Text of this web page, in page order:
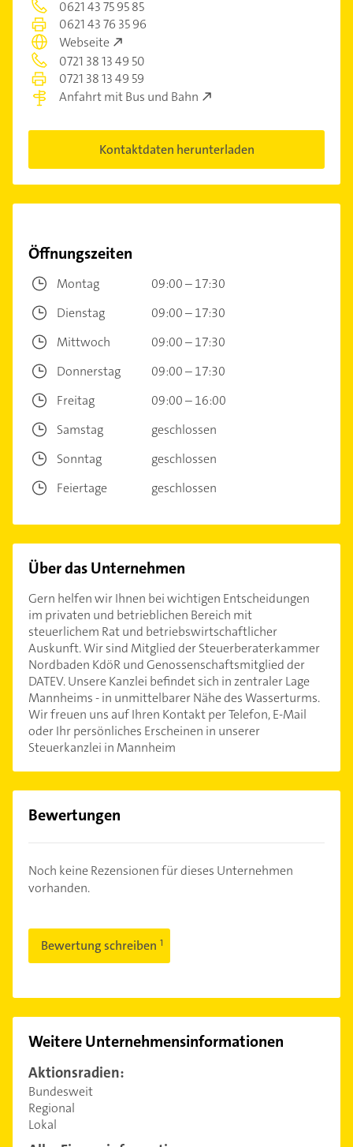
0621 43 75 95 85
0621 43 76 35 96
Webseite
0721 38 13 49 50
0721 38 13 49 59
Anfahrt mit Bus und Bahn
Kontaktdaten herunterladen
Öffnungszeiten
Montag
09:00 – 17:30
Dienstag
09:00 – 17:30
Mittwoch
09:00 – 17:30
Donnerstag
09:00 – 17:30
Freitag
09:00 – 16:00
Samstag
geschlossen
Sonntag
geschlossen
Feiertage
geschlossen
Über das Unternehmen
Gern helfen wir Ihnen bei wichtigen Entscheidungen
im privaten und betrieblichen Bereich mit
steuerlichem Rat und betriebswirtschaftlicher
Auskunft. Wir sind Mitglied der Steuerberaterkammer
Nordbaden KdöR und Genossenschaftsmitglied der
DATEV. Unsere Kanzlei befindet sich in zentraler Lage
Mannheims - in unmittelbarer Nähe des Wasserturms.
Wir freuen uns auf Ihren Kontakt per Telefon, E-Mail
oder Ihr persönliches Erscheinen in unserer
Steuerkanzlei in Mannheim
Bewertungen
Noch keine Rezensionen für dieses Unternehmen
vorhanden.
Bewertung schreiben
Weitere Unternehmensinformationen
Aktionsradien:
Bundesweit
Regional
Lokal